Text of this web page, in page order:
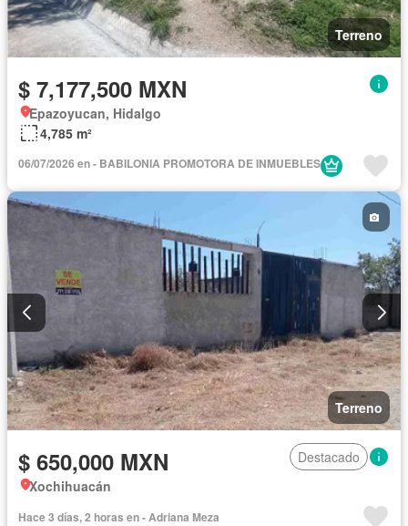
Terreno
$ 7,177,500 MXN
Epazoyucan, Hidalgo
4,785 m²
06/07/2026 en - BABILONIA PROMOTORA DE INMUEBLES
Terreno
$ 650,000 MXN
Destacado
Xochihuacán
Hace 3 días, 2 horas en - Adriana Meza